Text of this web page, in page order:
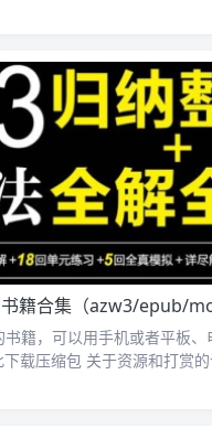
籍合集（azw3/epub/
籍，可以用手机或者平板、
载压缩包 关于资源和打赏